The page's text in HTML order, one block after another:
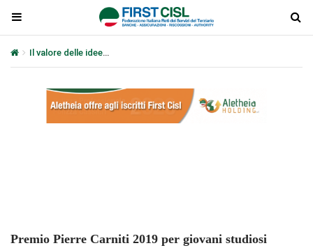
Il valore delle idee
Premio Pierre Carniti 2019 per giovani studiosi